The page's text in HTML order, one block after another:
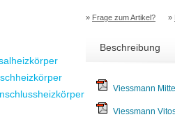
» Frage zum Artikel? »
Beschreibung
Viessmann
Viessmann